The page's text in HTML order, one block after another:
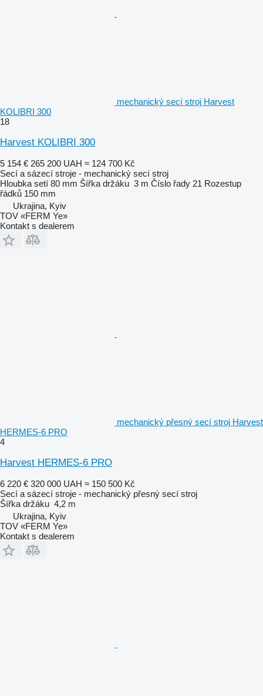
mechanický secí stroj Harvest
KOLIBRI 300
18
Harvest KOLIBRI 300
5 154 € 265 200 UAH ≈ 124 700 Kč
Secí a sázecí stroje - mechanický secí stroj
Hloubka setí 80 mm Šířka držáku 3 m Číslo řady 21 Rozestup
řádků 150 mm
Ukrajina, Kyiv
TOV «FERM Ye»
Kontakt s dealerem
mechanický přesný secí stroj Harvest
HERMES-6 PRO
4
Harvest HERMES-6 PRO
6 220 € 320 000 UAH ≈ 150 500 Kč
Secí a sázecí stroje - mechanický přesný secí stroj
Šířka držáku 4,2 m
Ukrajina, Kyiv
TOV «FERM Ye»
Kontakt s dealerem